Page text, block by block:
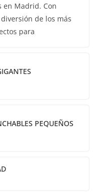
en Madrid. Con
de los más
para
PEQUEÑOS